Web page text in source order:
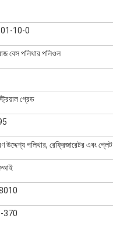
10-0
বেস পলিথার পলিওল
গ্রেড
উদ্দেশ্য পলিথার, রেফ্রিজারেটর এবং প্লেট
370